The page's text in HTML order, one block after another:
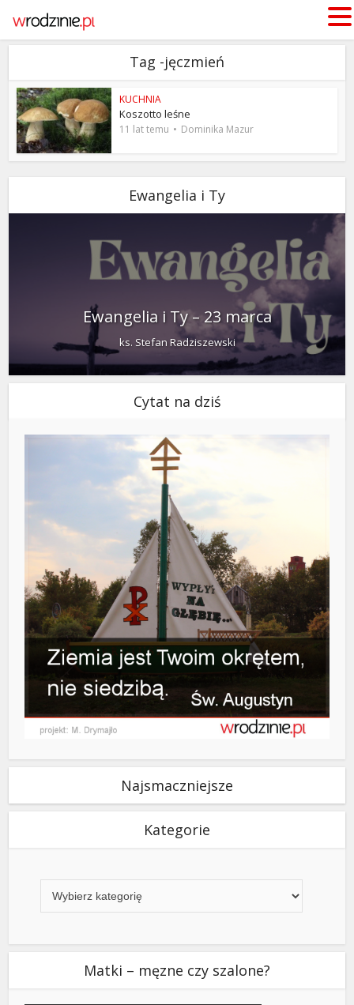
Tag -jęczmień
KUCHNIA
Koszotto leśne
11 lat temu Dominika Mazur
Ewangelia i Ty
Ewangelia i Ty – 23 marca
ks. Stefan Radziszewski
Cytat na dziś
Najsmaczniejsze
Kategorie
Matki – męzne czy szalone?